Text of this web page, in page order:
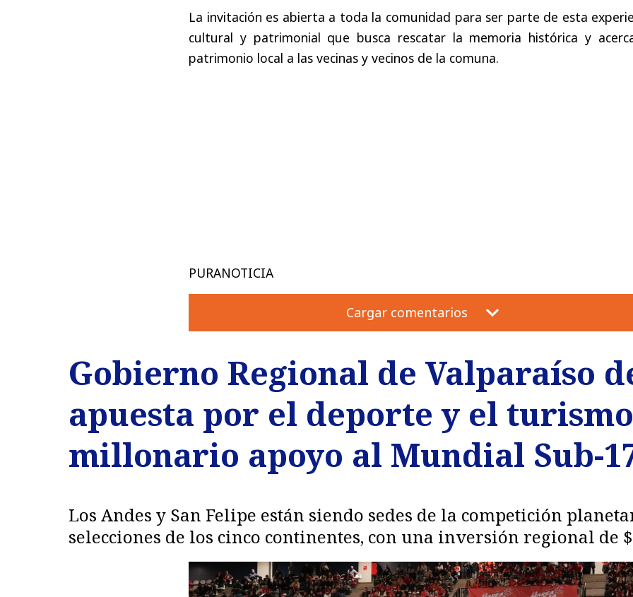
La invitación es abierta a toda la comunidad para ser parte de esta
cultural y patrimonial que busca rescatar la memoria histórica y
patrimonio local a las vecinas y vecinos de la comuna.
PURANOTICIA
Cargar comentarios
Gobierno Regional de Valparaíso
apuesta por el deporte y el
millonario apoyo al Mundial Sub-
Los Andes y San Felipe están siendo sedes de la competición
selecciones de los cinco continentes, con una inversión regional de